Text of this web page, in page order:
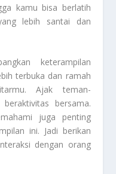
kamu bisa berlatih
lebih santai dan
keterampilan
terbuka dan ramah
Ajak teman-
bersama.
juga penting
ini. Jadi berikan
dengan orang